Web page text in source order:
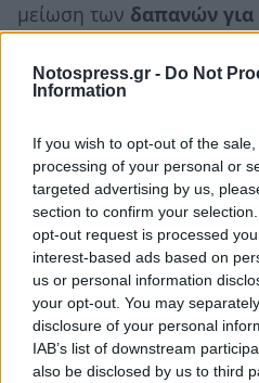
Notospress.gr - Do Not
Information
If you wish to opt-out of the
processing of your personal or
targeted advertising by us,
section to confirm your
opt-out request is processed
interest-based ads based on
us or personal information
your opt-out. You may
disclosure of your personal
IAB’s list of downstream
also be disclosed by us to third
μείωση των δαπανών για
καλύτερη είναι η εικόνα
(εισιτήρια, εστίαση), για
μείωση από το 28% των
αύξηση από 23%.
σχέση με τηφορολογία
εκτιμά ότι θα μείνει
παρουσιάσει μείωση και
Πρακτικά, τα στοιχεία
καταναλωτές αναμένουν
χαμηλότερα έξοδα για